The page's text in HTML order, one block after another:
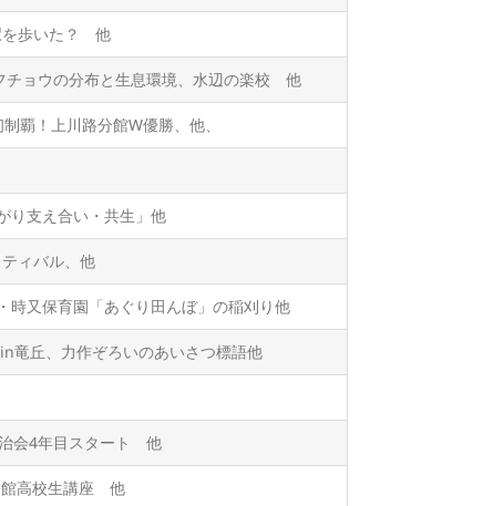
を歩いた？ 他
チョウの分布と生息環境、水辺の楽校 他
覇！上川路分館W優勝、他、
支え合い・共生」他
ィバル、他
時又保育園「あぐり田んぼ」の稲刈り他
竜丘、力作ぞろいのあいさつ標語他
会4年目スタート 他
館高校生講座 他